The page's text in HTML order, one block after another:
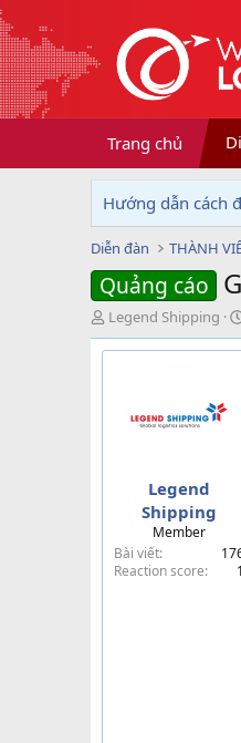
Trang chủ
Hướng dẫn cách
Diễn đàn THÀNH
Quảng cáo
T
h
r
Legend Shipping
Legend
Shipping
Member
Bài viết
Reaction score
1